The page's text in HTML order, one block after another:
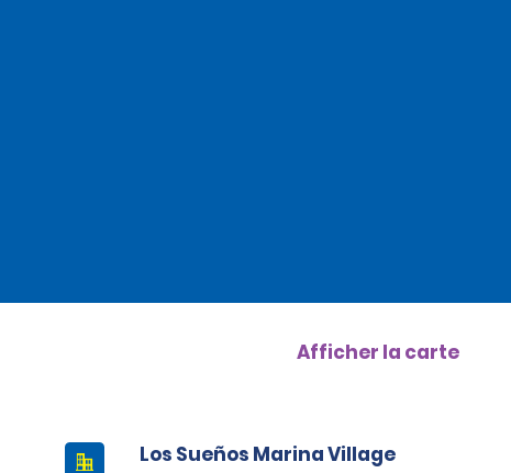
Afficher la carte
Los Sueños Marina Village